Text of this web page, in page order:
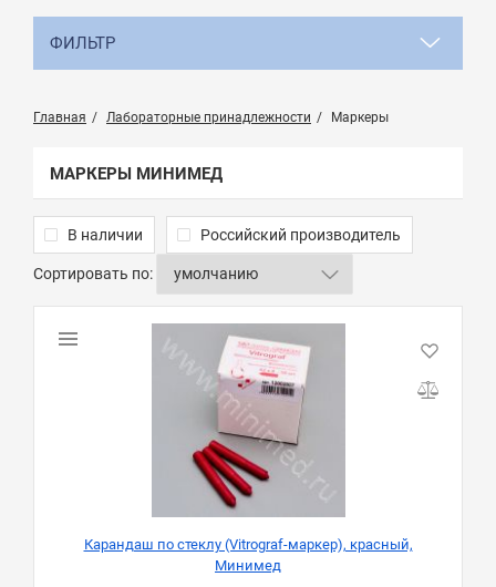
ФИЛЬТР
Главная Лабораторные принадлежности Маркеры
МАРКЕРЫ МИНИМЕД
В наличии Российский производитель
Сортировать по:
Карандаш по стеклу (Vitrograf-маркер), красный,
Минимед